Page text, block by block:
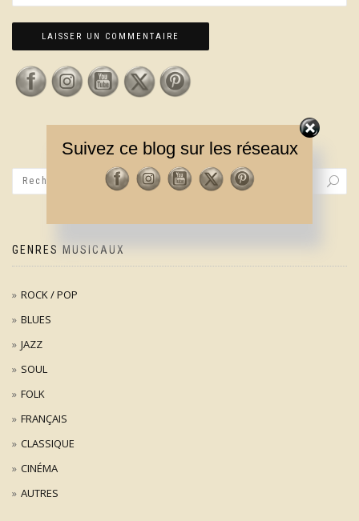
GENRES MUSICAUX
ROCK / POP
BLUES
JAZZ
SOUL
FOLK
FRANÇAIS
CLASSIQUE
CINÉMA
AUTRES
Suivez ce blog sur les réseaux